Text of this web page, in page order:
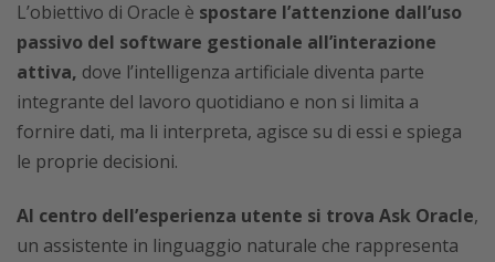
L’obiettivo di Oracle è spostare l’attenzione dall’uso
passivo del software gestionale all’interazione
attiva, dove l’intelligenza artificiale diventa parte
integrante del lavoro quotidiano e non si limita a
fornire dati, ma li interpreta, agisce su di essi e spiega
le proprie decisioni.
Al centro dell’esperienza utente si trova Ask Oracle,
un assistente in linguaggio naturale che rappresenta